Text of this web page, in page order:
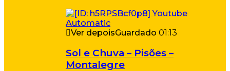
Ver depoisGuardado 01:13
Sol e Chuva – Pisões –
Montalegre